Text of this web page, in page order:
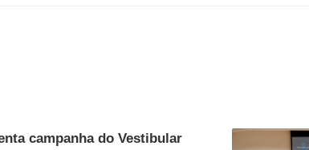
campanha do Vestibular